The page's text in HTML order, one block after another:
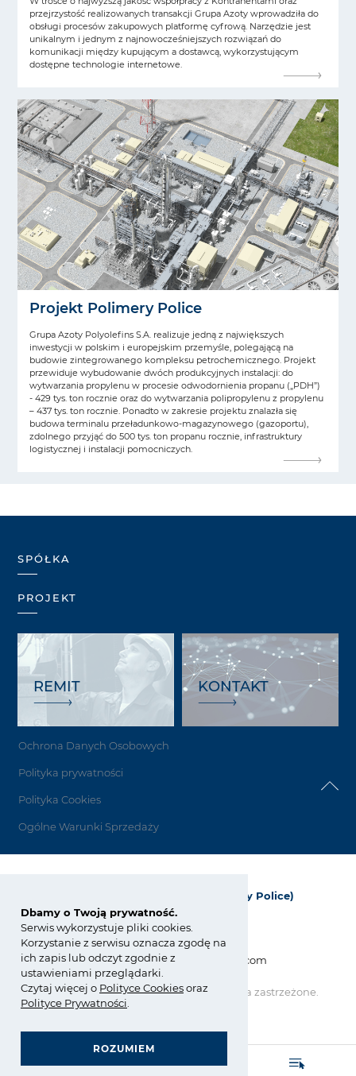
Dbamy o Twoją prywatność.
Serwis wykorzystuje pliki cookies.
Korzystanie z serwisu oznacza zgodę na
ich zapis lub odczyt zgodnie z
ustawieniami przeglądarki.
Czytaj więcej o PolityceCookiesoraz
Polityce Prywatności
ROZUMIEM
przejrzystość realizowanych transakcji Grupa Azoty wprowadziła do
obsługi procesów zakupowych platformę cyfrową. Narzędzie jest
unikalnym i jednym z najnowocześniejszych rozwiązań do
komunikacji między kupującym a dostawcą, wykorzystującym
dostępne technologie internetowe.
Projekt Polimery Police
Grupa Azoty Polyolefins S.A. realizuje jedną z największych
inwestycji w polskim i europejskim przemyśle, polegającą na
budowie zintegrowanego kompleksu petrochemicznego. Projekt
przewiduje wybudowanie dwóch produkcyjnych instalacji: do
wytwarzania propylenu w procesie odwodornienia propanu („PDH”)
- 429 tys. ton rocznie oraz do wytwarzania polipropylenu z propylenu
– 437 tys. ton rocznie. Ponadto w zakresie projektu znalazła się
budowa terminalu przeładunkowo-magazynowego (gazoportu),
zdolnego przyjąć do 500 tys. ton propanu rocznie, infrastruktury
logistycznej i instalacji pomocniczych.
SPÓŁKA
PROJEKT
REMIT KONTAKT
Ochrona Danych Osobowych
Polityka prywatności
Polityka Cookies
Ogólne Warunki Sprzedaży
Grupa Azoty Polyolefins (Polimery Police)
ul. Kuźnicka 1
72-010 Police; Polska
info_polyolefins@grupaazoty.com
Copyright © Grupa Azoty. Wszelkie prawa zastrzeżone.